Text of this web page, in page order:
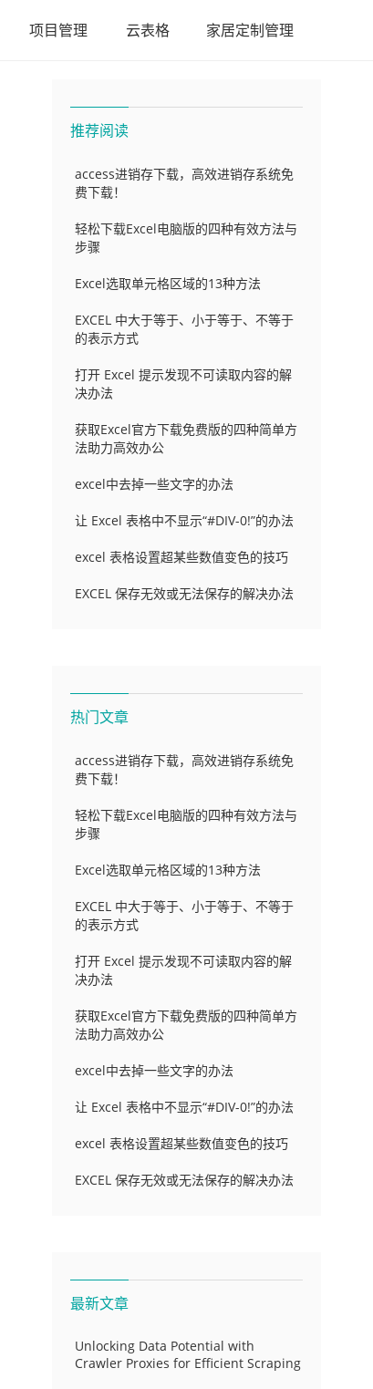
项目管理 云表格 家居定制管理
推荐阅读
access进销存下载，高效进销存系统免
费下载！
轻松下载Excel电脑版的四种有效方法与
步骤
Excel选取单元格区域的13种方法
EXCEL 中大于等于、小于等于、不等于
的表示方式
打开 Excel 提示发现不可读取内容的解
决办法
获取Excel官方下载免费版的四种简单方
法助力高效办公
excel中去掉一些文字的办法
让 Excel 表格中不显示“#DIV-0!”的办法
excel 表格设置超某些数值变色的技巧
EXCEL 保存无效或无法保存的解决办法
热门文章
access进销存下载，高效进销存系统免
费下载！
轻松下载Excel电脑版的四种有效方法与
步骤
Excel选取单元格区域的13种方法
EXCEL 中大于等于、小于等于、不等于
的表示方式
打开 Excel 提示发现不可读取内容的解
决办法
获取Excel官方下载免费版的四种简单方
法助力高效办公
excel中去掉一些文字的办法
让 Excel 表格中不显示“#DIV-0!”的办法
excel 表格设置超某些数值变色的技巧
EXCEL 保存无效或无法保存的解决办法
最新文章
Unlocking Data Potential with
Crawler Proxies for Efficient Scraping